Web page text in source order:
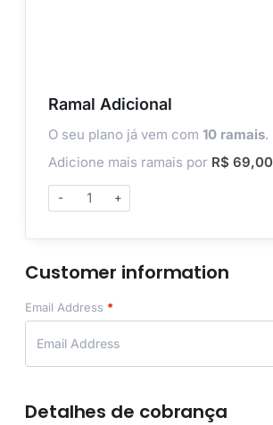
Customer information
Email Address *
Detalhes de cobrança
Ramal Adicional
O seu plano já vem com 10 ramais.
Adicione mais ramais por R$ 69,00
- +